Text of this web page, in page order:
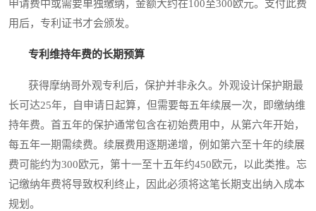
申请费中或需要单独缴纳，金额大约在100至300欧元。支付此费
用后，专利证书才会颁发。
专利维持年费的长期预算
获得摩纳哥外观专利后，保护并非永久。外观设计保护期最
长可达25年，自申请日起算，但需要每五年续展一次，即缴纳维
持年费。首五年的保护通常包含在初始费用中，从第六年开始，
每五年一期需续费。续展费用逐期递增，例如第六至十年的续展
费可能约为300欧元，第十一至十五年约450欧元，以此类推。忘
记缴纳年费将导致权利终止，因此必须将这笔长期支出纳入成本
规划。